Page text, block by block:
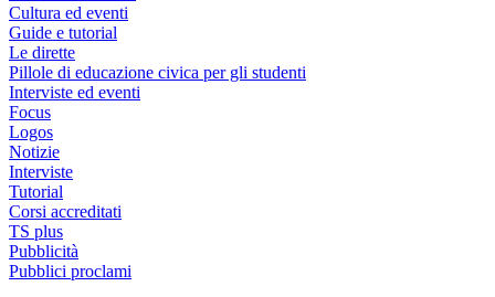
Cultura ed eventi
Guide e tutorial
Le dirette
Pillole di educazione civica per gli studenti
Interviste ed eventi
Focus
Logos
Notizie
Interviste
Tutorial
Corsi accreditati
TS plus
Pubblicità
Pubblici proclami